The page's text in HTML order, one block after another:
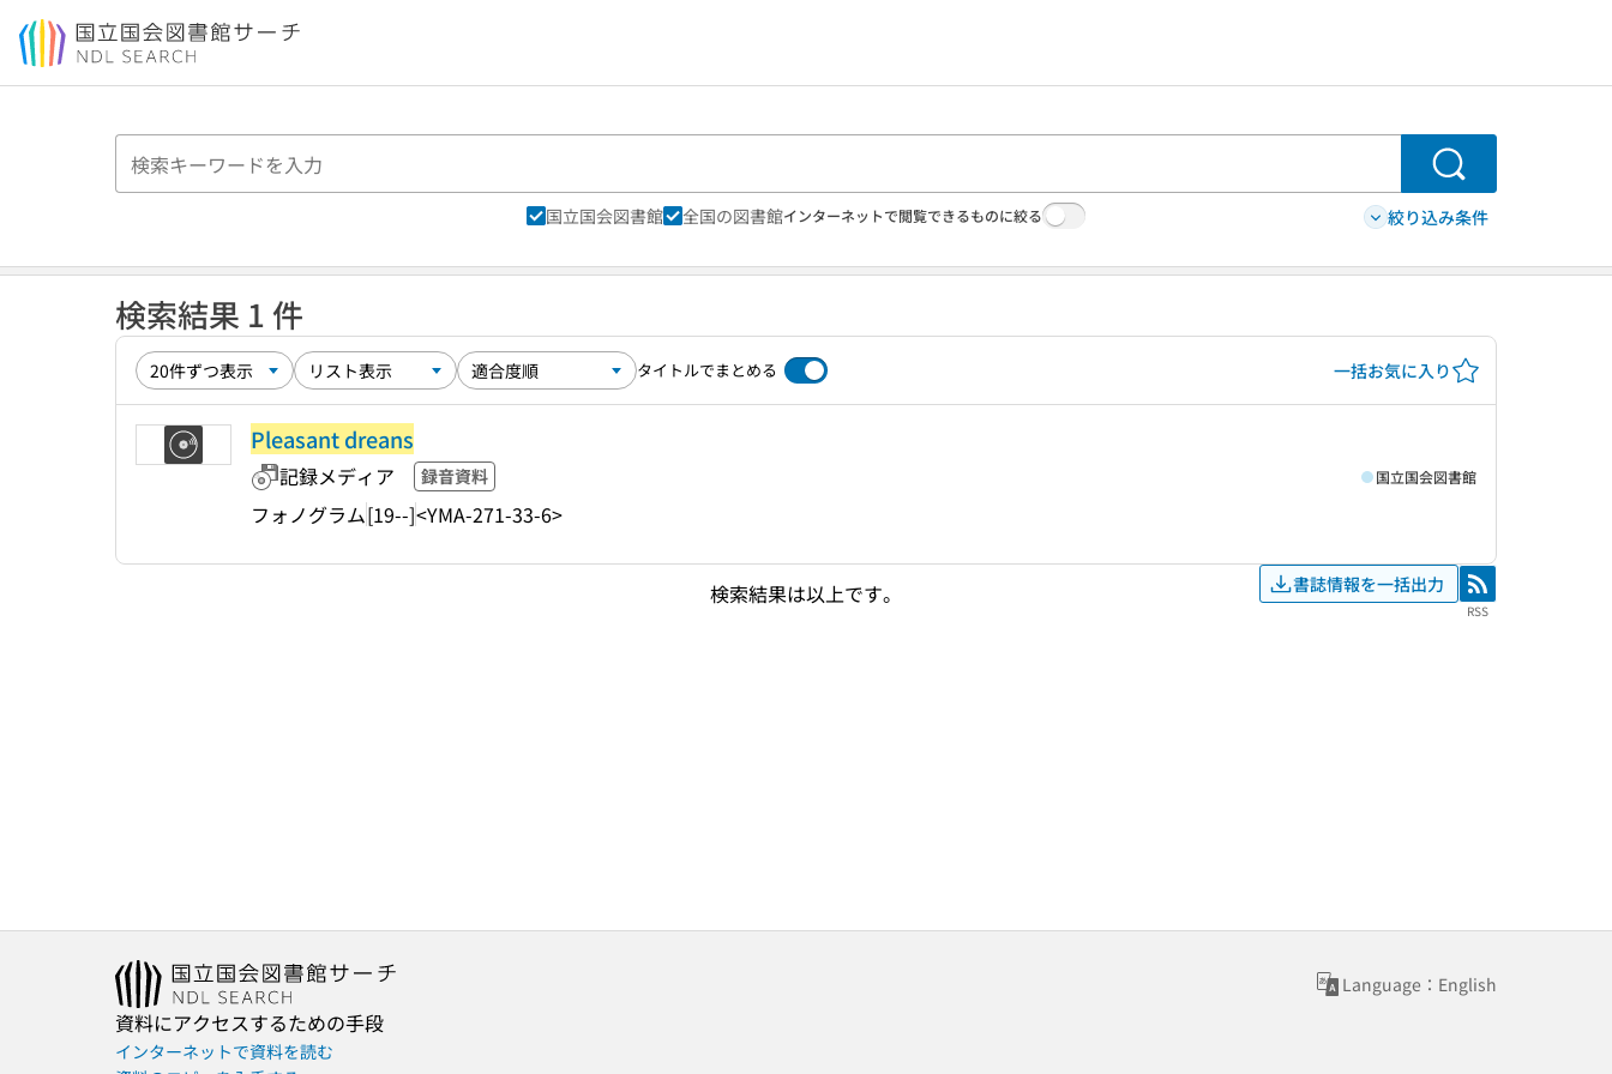
本文へ移動
検索
国立国会図書館 全国の図書館インターネットで閲覧できるものに絞る 絞り込み条件
検索結果 1 件
タイトルでまとめる 一括お気に入り
Pleasant dreans
記録メディア 録音資料
フォノグラム[19--]<YMA-271-33-6>
国立国会図書館
検索結果は以上です。 書誌情報を一括出力 RSS
RSS
Language：English
資料にアクセスするための手段
インターネットで資料を読む